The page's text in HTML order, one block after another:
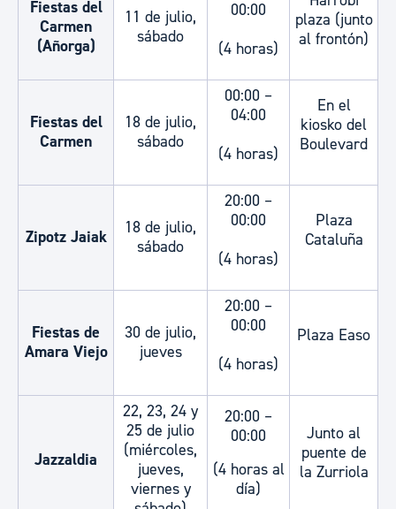
Fiestas del
Carmen
(Añorga)
11 de julio,
sábado
00:00
(4 horas)
plaza (junto
al frontón)
Fiestas del
Carmen
18 de julio,
sábado
00:00 –
04:00
(4 horas)
En el
kiosko del
Boulevard
Zipotz Jaiak
18 de julio,
sábado
20:00 –
00:00
(4 horas)
Plaza
Cataluña
Fiestas de
Amara Viejo
30 de julio,
jueves
20:00 –
00:00
(4 horas)
Plaza Easo
Jazzaldia
22, 23, 24 y
25 de julio
(miércoles,
jueves,
viernes y
20:00 –
00:00
(4 horas al
día)
Junto al
puente de
la Zurriola